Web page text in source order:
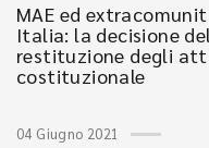
MAE ed
Italia: la decisione
restituzione degli
costituzionale
04 Giugno 2021